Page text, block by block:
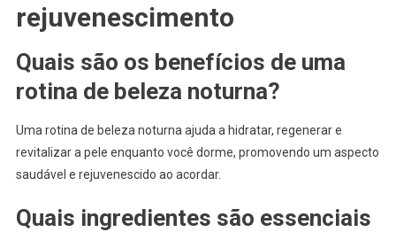
rejuvenescimento
Quais são os benefícios de uma
rotina de beleza noturna?
Uma rotina de beleza noturna ajuda a hidratar, regenerar e
revitalizar a pele enquanto você dorme, promovendo um aspecto
saudável e rejuvenescido ao acordar.
Quais ingredientes são essenciais